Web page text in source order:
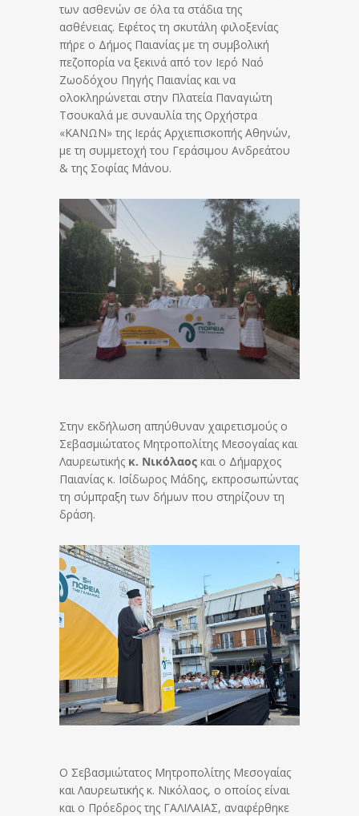
των ασθενών σε όλα τα στάδια της
ασθένειας. Εφέτος τη σκυτάλη φιλοξενίας
πήρε ο Δήμος Παιανίας με τη συμβολική
πεζοπορία να ξεκινά από τoν Ιερό Ναό
Ζωοδόχου Πηγής Παιανίας και να
ολοκληρώνεται στην Πλατεία Παναγιώτη
Τσουκαλά με συναυλία της Ορχήστρα
«ΚΑΝΩΝ» της Ιεράς Αρχιεπισκοπής Αθηνών,
με τη συμμετοχή του Γεράσιμου Ανδρεάτου
& της Σοφίας Μάνου.
Στην εκδήλωση απηύθυναν χαιρετισμούς ο
Σεβασμιώτατος Μητροπολίτης Μεσογαίας και
Λαυρεωτικής κ. Νικόλαος και ο Δήμαρχος
Παιανίας κ. Ισίδωρος Μάδης, εκπροσωπώντας
τη σύμπραξη των δήμων που στηρίζουν τη
δράση.
Ο Σεβασμιώτατος Μητροπολίτης Μεσογαίας
και Λαυρεωτικής κ. Νικόλαος, ο οποίος είναι
και ο Πρόεδρος της ΓΑΛΙΛΑΙΑΣ, αναφέρθηκε